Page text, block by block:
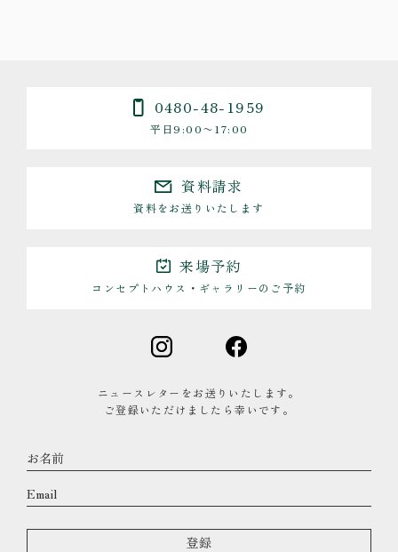
0480-48-1959
平日9:00〜17:00
資料請求
資料をお送りいたします
来場予約
コンセプトハウス・ギャラリーのご予約
ニュースレターをお送りいたします。
ご登録いただけましたら幸いです。